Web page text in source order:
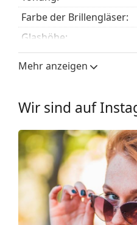
Farbe der Brillengläser:
Glashöhe:
Glasbreite:
Brillenfassungen
Rahmenform:
Farbe der Fassung:
Material der Fassung:
Größe:
Brillenbreite:
Mehr anzeigen
Wir sind auf